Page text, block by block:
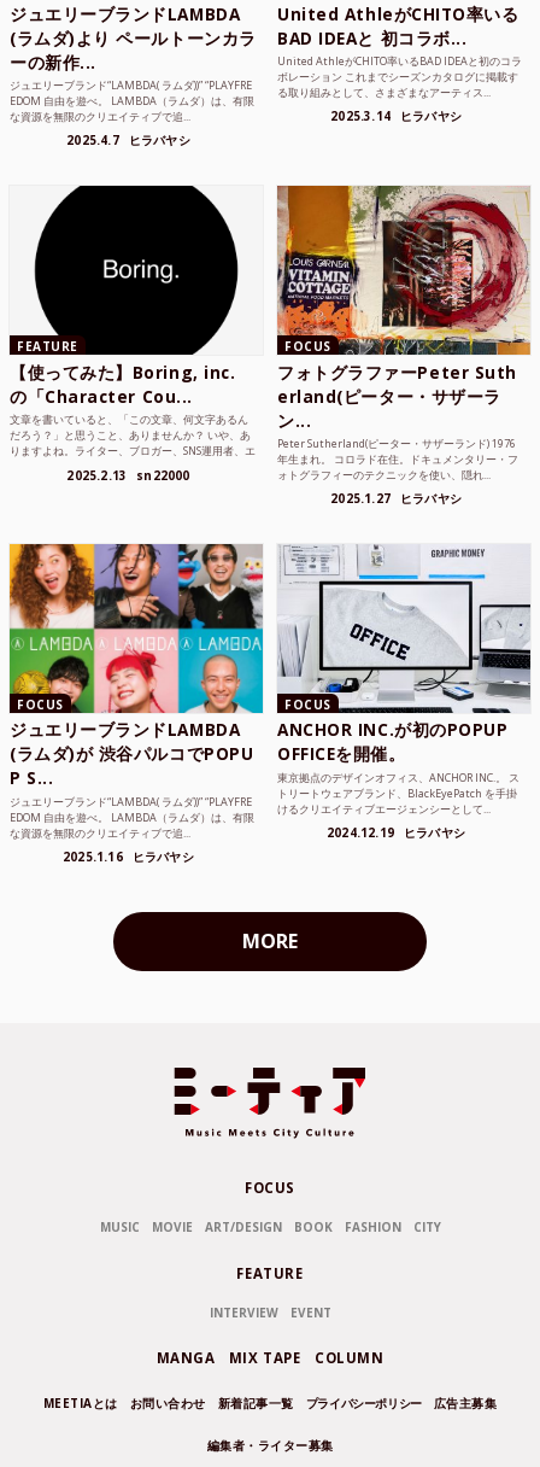
ジュエリーブランドLAMBDA
(ラムダ)より ペールトーンカラ
ーの新作...
ジュエリーブランド“LAMBDA( ラムダ))” “PLAYFRE
EDOM 自由を遊べ。 LAMBDA（ラムダ）は、有限
な資源を無限のクリエイティブで追...
2025.4.7 ヒラバヤシ
United AthleがCHITO率いる
BAD IDEAと 初コラボ...
United AthleがCHITO率いるBAD IDEAと初のコラ
ボレーション これまでシーズンカタログに掲載す
る取り組みとして、さまざまなアーティス...
2025.3.14 ヒラバヤシ
FEATURE
【使ってみた】Boring, inc.
の「Character Cou...
文章を書いていると、「この文章、何文字あるん
だろう？」と思うこと、ありませんか？ いや、あ
りますよね。ライター、ブロガー、SNS運用者、エ
2025.2.13 sn22000
FOCUS
フォトグラファーPeter Suth
erland(ピーター・サザーラ
ン...
Peter Sutherland(ピーター・サザーランド) 1976
年生まれ。 コロラド在住。ドキュメンタリー・フ
ォトグラフィーのテクニックを使い、隠れ...
2025.1.27 ヒラバヤシ
FOCUS
ジュエリーブランドLAMBDA
(ラムダ)が 渋谷パルコでPOPU
P S...
ジュエリーブランド“LAMBDA( ラムダ))” “PLAYFRE
EDOM 自由を遊べ。 LAMBDA（ラムダ）は、有限
な資源を無限のクリエイティブで追...
2025.1.16 ヒラバヤシ
FOCUS
ANCHOR INC.が初のPOPUP
OFFICEを開催。
東京拠点のデザインオフィス、ANCHOR INC.。 ス
トリートウェアブランド、BlackEyePatch を手掛
けるクリエイティブエージェンシーとして...
2024.12.19 ヒラバヤシ
MORE
FOCUS
MUSIC MOVIE ART/DESIGN BOOK FASHION CITY
FEATURE
INTERVIEW EVENT
MANGA MIX TAPE COLUMN
MEETIAとは お問い合わせ 新着記事一覧 プライバシーポリシー 広告主募集
編集者・ライター募集